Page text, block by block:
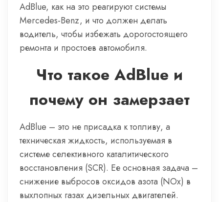
AdBlue, как на это реагируют системы
Mercedes-Benz, и что должен делать
водитель, чтобы избежать дорогостоящего
ремонта и простоев автомобиля.
Что такое AdBlue и
почему он замерзает
AdBlue – это не присадка к топливу, а
техническая жидкость, используемая в
системе селективного каталитического
восстановления (SCR). Ее основная задача –
снижение выбросов оксидов азота (NOx) в
выхлопных газах дизельных двигателей.